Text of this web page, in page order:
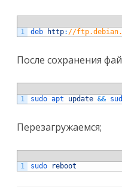
1
deb http: //
После сохранения
1
sudo apt update &&
Перезагружаемся;
1
sudo reboot